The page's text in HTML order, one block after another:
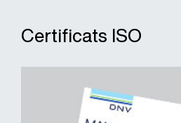
Certificats ISO